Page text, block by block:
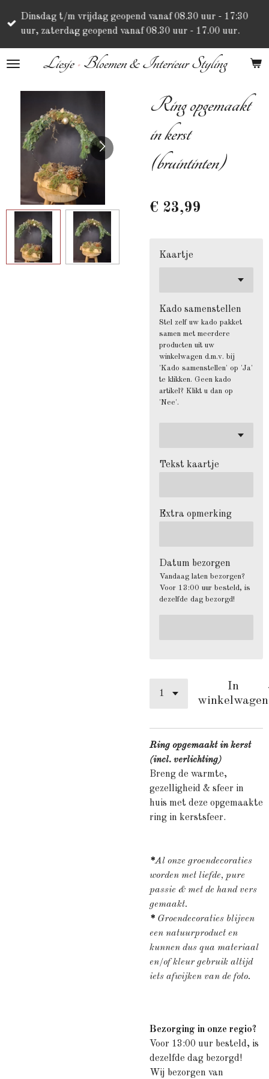
direct
hoofdinhoud
Liesje•Bloemen & Interieur Styling
Dinsdag t/m vrijdag geopend vanaf 08.30 uur - 17:30
uur, zaterdag geopend vanaf 08.30 uur - 17.00 uur.
Ring opgemaakt
in kerst
(bruintinten)
€ 23,99
Kaartje
Kado samenstellen
Stel zelf uw kado pakket
samen met meerdere
producten uit uw
winkelwagen d.m.v. bij
'Kado samenstellen' op 'Ja'
te klikken. Geen kado
artikel? Klikt u dan op
'Nee'.
Tekst kaartje
Extra opmerking
Datum bezorgen
Vandaag laten bezorgen?
Voor 13:00 uur besteld, is
dezelfde dag bezorgd!
In
winkelwagen
Ring opgemaakt in kerst
(incl. verlichting)
Breng de warmte,
gezelligheid & sfeer in
huis met deze opgemaakte
ring in kerstsfeer.
*Al onze groendecoraties
worden met liefde, pure
passie & met de hand vers
gemaakt.
* Groendecoraties blijven
een natuurproduct en
kunnen dus qua materiaal
en/of kleur gebruik altijd
iets afwijken van de foto.
Bezorging in onze regio?
Voor 13:00 uur besteld, is
dezelfde dag bezorgd!
Wij bezorgen van